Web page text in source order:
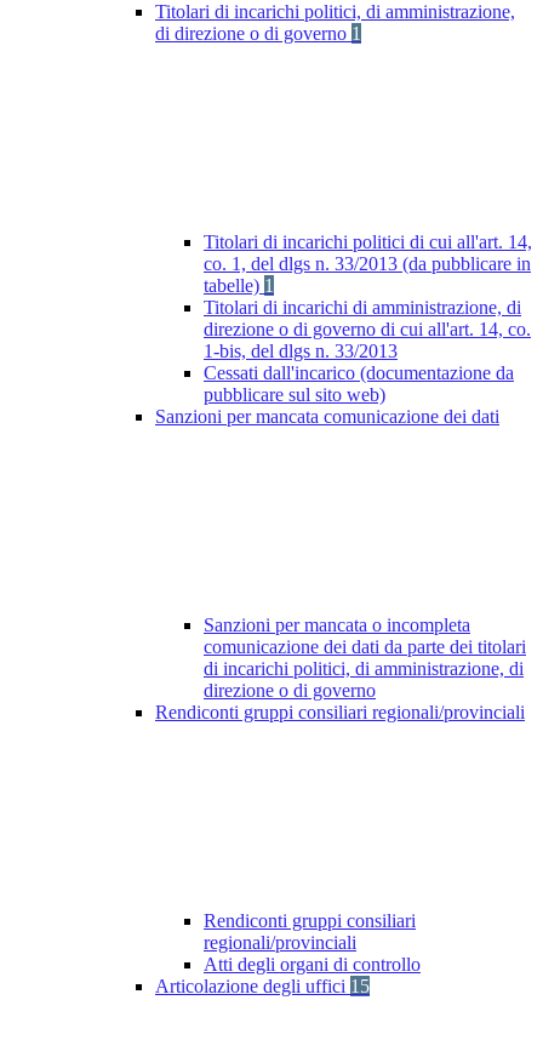
Titolari di incarichi politici, di amministrazione,
di direzione o di governo 1
Titolari di incarichi politici di cui all'art. 14,
co. 1, del dlgs n. 33/2013 (da pubblicare in
tabelle) 1
Titolari di incarichi di amministrazione, di
direzione o di governo di cui all'art. 14, co.
1-bis, del dlgs n. 33/2013
Cessati dall'incarico (documentazione da
pubblicare sul sito web)
Sanzioni per mancata comunicazione dei dati
Sanzioni per mancata o incompleta
comunicazione dei dati da parte dei titolari
di incarichi politici, di amministrazione, di
direzione o di governo
Rendiconti gruppi consiliari regionali/provinciali
Rendiconti gruppi consiliari
regionali/provinciali
Atti degli organi di controllo
Articolazione degli uffici 15